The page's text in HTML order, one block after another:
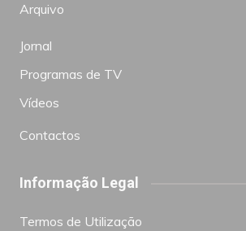
Arquivo
Jornal
Programas de TV
Vídeos
Contactos
Informação Legal
Termos de Utilização